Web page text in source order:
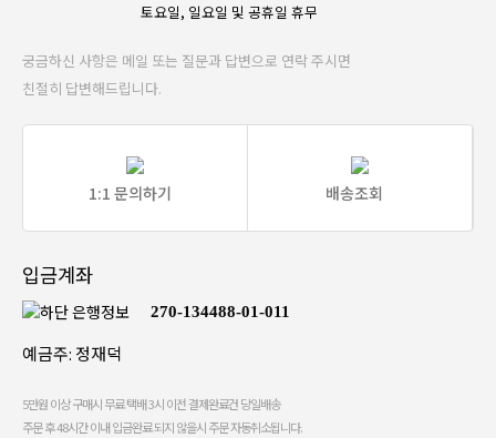
토요일, 일요일 및 공휴일 휴무
궁금하신 사항은 메일 또는 질문과 답변으로 연락 주시면
친절히 답변해드립니다.
1:1 문의하기 배송조회
입금계좌
270-134488-01-011
예금주: 정재덕
5만원 이상 구매시 무료 택배 3시 이전 결제완료건 당일배송
주문 후 48시간 이내 입금완료 되지 않을시 주문 자동취소됩니다.